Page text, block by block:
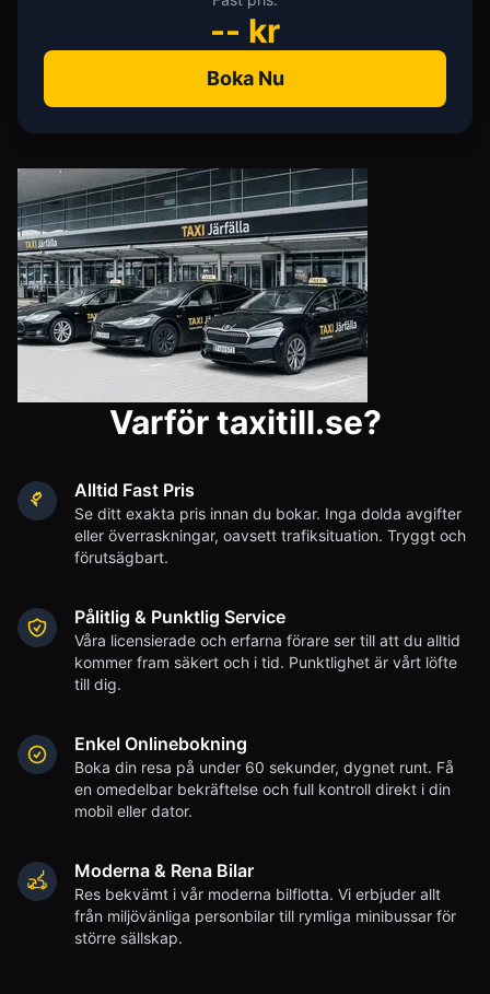
-- kr
Boka Nu
Varför taxitill.se?
Alltid Fast Pris
Se ditt exakta pris innan du bokar. Inga dolda avgifter
eller överraskningar, oavsett trafiksituation. Tryggt och
förutsägbart.
Pålitlig & Punktlig Service
Våra licensierade och erfarna förare ser till att du alltid
kommer fram säkert och i tid. Punktlighet är vårt löfte
till dig.
Enkel Onlinebokning
Boka din resa på under 60 sekunder, dygnet runt. Få
en omedelbar bekräftelse och full kontroll direkt i din
mobil eller dator.
Moderna & Rena Bilar
Res bekvämt i vår moderna bilflotta. Vi erbjuder allt
från miljövänliga personbilar till rymliga minibussar för
större sällskap.